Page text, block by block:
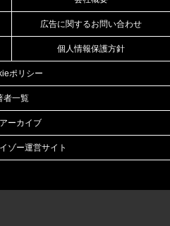
広告に関するお問い合わせ
個人情報保護方針
ポリシー
者一覧
ーカイブ
ゾー運営サイト